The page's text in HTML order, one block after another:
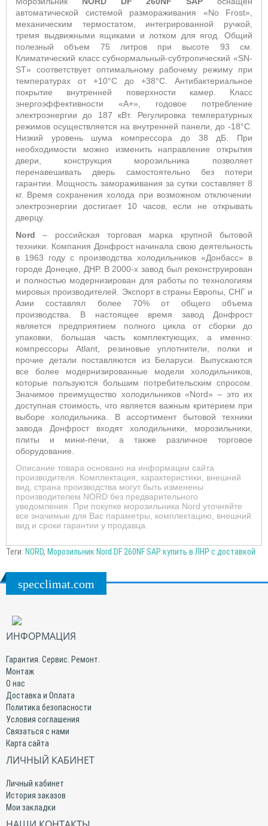
автоматической системой размораживания «No Frost»,
механическим термостатом, интегрированной ручкой,
тремя выдвижными ящиками и лотком для ягод. Общий
полезный объем 75 литров при высоте 93 см.
Климатический класс субнормальный-субтропический «SN-
ST» соответствует оптимальному рабочему режиму при
температурах от +10°С до +38°С. Антибактериальное
покрытие внутренней поверхности камер. Класс
энергоэффективности «А+», годовое потребление
электроэнергии до 187 кВт. Регулировка температурных
режимов осуществляется на внутренней панели, до -18°С.
Низкий уровень шума компрессора до 38 дБ. При
необходимости можно изменить направление открытия
двери, конструкция морозильника позволяет
перенавешивать дверь самостоятельно без потери
гарантии. Мощность замораживания за сутки составляет 8
кг. Время сохранения холода при возможном отключении
электроэнергии достигает 10 часов, если не открывать
дверцу.
Nord – российская торговая марка крупной бытовой
техники. Компания Донфрост начинала свою деятельность
в 1963 году с производства холодильников «Донбасс» в
городе Донецке, ДНР. В 2000-х завод был реконструирован
и полностью модернизирован для работы по технологиям
мировых производителей. Экспорт в страны Европы, СНГ и
Азии составлял более 70% от общего объема
производства. В настоящее время завод Донфрост
является предприятием полного цикла от сборки до
упаковки, большая часть комплектующих, а именно:
компрессоры Atlant, резиновые уплотнители, полки и
прочие детали поставляются из Беларуси. Выпускаются
все более модернизированные модели холодильников,
которые пользуются большим потребительским спросом.
Значимое преимущество холодильников «Nord» – это их
доступная стоимость, что является важным критерием при
выборе холодильника. В ассортимент бытовой техники
завода Донфрост входят холодильники, морозильники,
плиты и мини-печи, а также различное торговое
оборудование.
Описание товара основано на информации сайта
производителя. Комплектация, характеристики, внешний
вид, страна производства могут быть изменены
производителем NORD без предварительного
уведомления. При покупке морозильника Nord уточняйте
все значимые для Вас параметры, комплектацию, внешний
вид и сроки гарантии у продавца.
Теги: NORD, Морозильник Nord DF 260NF SAP купить в ЛНР с доставкой
specclimat.com
ИНФОРМАЦИЯ
Гарантия. Сервис. Ремонт.
Монтаж
О нас
Доставка и Оплата
Политика безопасности
Условия соглашения
Связаться с нами
Карта сайта
ЛИЧНЫЙ КАБИНЕТ
Личный кабинет
История заказов
Мои закладки